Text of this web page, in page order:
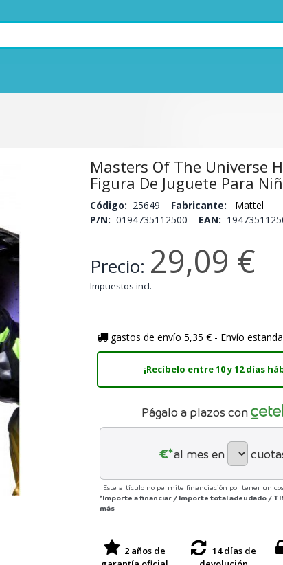
Masters Of The Universe
Figura De Juguete Para
Código: 25649 Fabricante:
Mattel
P/N: 0194735112500 EAN:
Precio: 29,09 €
Impuestos incl.
gastos de envío 5,35 € - Envío
¡Recíbelo entre 10 y 12 días
Págalo a plazos con
€*al mes en
Este artículo no permite financiación por tener un
*Importe a financiar / Importe total adeudado /
más
2 años de
14 días de